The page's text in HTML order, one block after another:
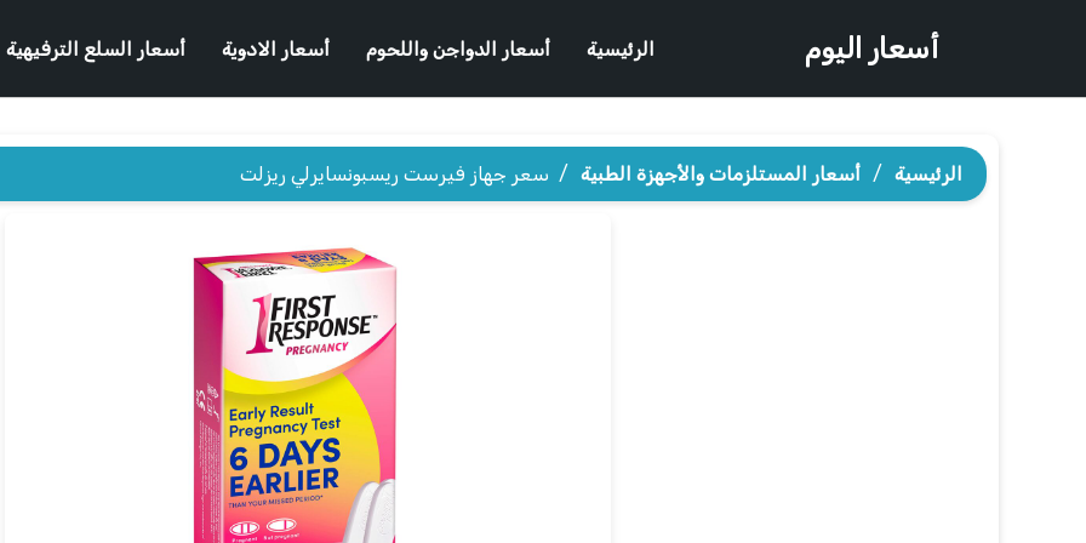
أسعار اليوم الرئيسية أسعار الدواجن واللحوم أسعار الادوية أسعار السلع الترفيهية
الرئيسية / أسعار المستلزمات والأجهزة الطبية / سعر جهاز فيرست ريسبونسايرلي ريزلت